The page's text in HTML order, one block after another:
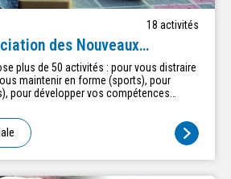
18 activités
des Nouveaux
de Boulogne-
plus de 50 activités : pour vous distraire
maintenir en forme (sports), pour
pour développer vos compétences
Bridge, Belote
Tarots ➔ Sports Aquagym,
Gym douce, Gym Pilates, Jogging,
douce, Renforcement musculaire,